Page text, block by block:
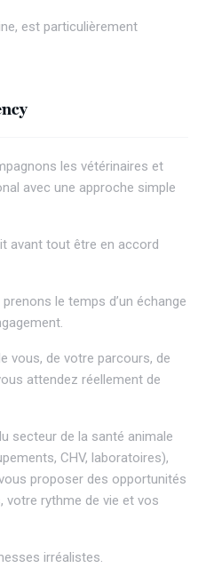
est particulièrement
les vétérinaires et
avec une approche simple
avant tout être en accord
le temps d’un échange
vous, de votre parcours, de
attendez réellement de
secteur de la santé animale
CHV, laboratoires),
proposer des opportunités
votre rythme de vie et vos
irréalistes.